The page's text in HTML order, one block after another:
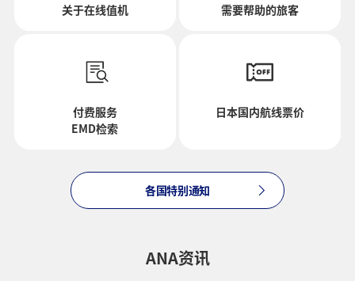
添加转机地及转机所需时间
关于在线值机 需要帮助的旅客
付费服务
EMD检索
日本国内航线票价
各国特别通知
ANA资讯